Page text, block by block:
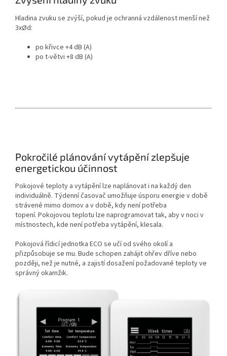
Hladina zvuku se zvýší, pokud je ochranná vzdálenost menší než
3xØd:
po křivce +4 dB (A)
po t-větvi +8 dB (A)
Pokročilé plánování vytápění zlepšuje
energetickou účinnost
Pokojové teploty a vytápění lze naplánovat i na každý den
individuálně. Týdenní časovač umožňuje úsporu energie v době
strávené mimo domov a v době, kdy není potřeba
topení. Pokojovou teplotu lze naprogramovat tak, aby v noci v
místnostech, kde není potřeba vytápění, klesala.
Pokojová řídicí jednotka ECO se učí od svého okolí a
přizpůsobuje se mu. Bude schopen zahájit ohřev dříve nebo
později, než je nutné, a zajistí dosažení požadované teploty ve
správný okamžik.